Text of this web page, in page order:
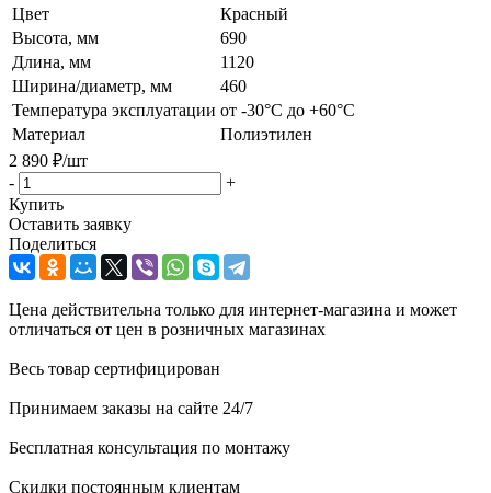
Цвет
Красный
Высота, мм
690
Длина, мм
1120
Ширина/диаметр, мм
460
Температура эксплуатации от -30°C до +60°C
Материал
Полиэтилен
2 890 ₽/шт
-
+
Купить
Оставить заявку
Поделиться
Цена действительна только для интернет-магазина и может
отличаться от цен в розничных магазинах
Весь товар сертифицирован
Принимаем заказы на сайте 24/7
Бесплатная консультация по монтажу
Скидки постоянным клиентам